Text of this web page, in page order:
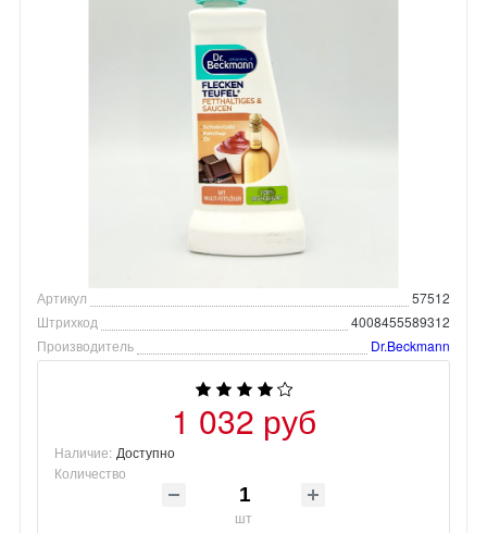
Артикул
57512
Штрихкод
4008455589312
Производитель
Dr.Beckmann
1 032 руб
Наличие: Доступно
Количество
шт